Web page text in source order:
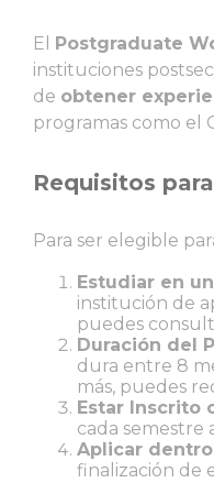
El Postgraduate
instituciones
de obtener
programas como el
Requisitos
Para ser elegible
Estudiar en
institución de
puedes
Duración del
dura entre 8
más, puedes
Estar Inscrito
cada semestre
Aplicar
finalización de